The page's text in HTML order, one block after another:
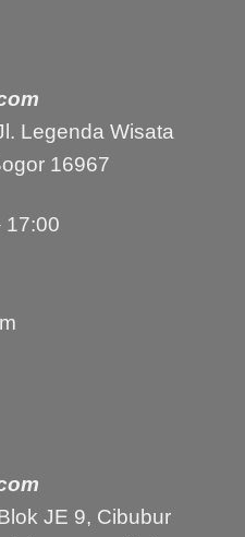
Legenda Wisata
16967
JE 9, Cibubur